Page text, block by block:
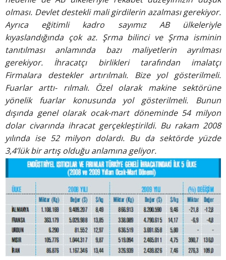
olması. Devlet destekli mali girdilerin azalması gerekiyor.
Ayrıca eğitimli
kadro sayımız AB ülkeleriyle
kıyaslandığında çok az. Şrma bilinci ve Şrma isminin
tanıtılması
anlamında bazı maliyetlerin
ayrılması
gerekiyor. İhracatçı
birlikleri tarafından imalatçı
Firmalara
destekler artırılmalı. Bize
yol gösterilmeli.
Fuarlar arttı-
rılmalı. Özel olarak makine sektörüne
yönelik fuarlar konusunda
yol gösterilmeli.
Bunun
dışında genel olarak ocak-mart döneminde 54 milyon
dolar civarında ihracat gerçekleştirildi. Bu rakam 2008
yılında ise 52 milyon dolardı. Bu da sektörde yüzde
3,4’lük bir artış olduğu anlamına geliyor.